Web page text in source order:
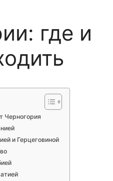
где и
Черногория
и Герцеговиной